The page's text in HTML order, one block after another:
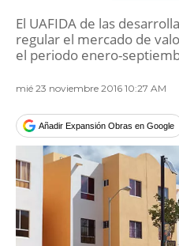
El UAFIDA de las
regular el mercado de
el periodo enero-
mié 23 noviembre 2016 10:27 AM
Añadir Expansión Obras en Google